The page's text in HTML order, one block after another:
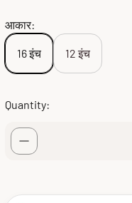
आकार:
16 इंच 12 इंच
Quantity: